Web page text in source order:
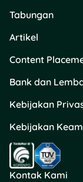
semua bisa dari
halaman bio.
Kalau kamu
pastikan kamu
strategi
tepat!
👉Kunjungi
dapatkan
produk finansial
sesuai
Tabungan
Artikel
Content
Bank dan
Kebijakan
Kebijakan
Kontak Kami